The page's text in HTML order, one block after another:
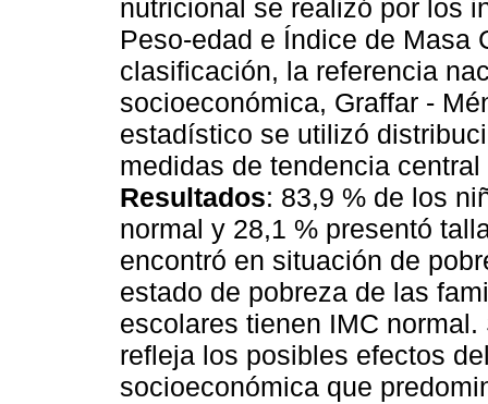
nutricional se realizó por los
Peso-edad e Índice de Masa
clasificación, la referencia
socioeconómica, Graffar -
estadístico se utilizó
medidas de tendencia
Resultados: 83,9 % de los
normal y 28,1 % presentó
encontró en situación de
estado de pobreza de las
escolares tienen IMC
refleja los posibles efectos
socioeconómica que